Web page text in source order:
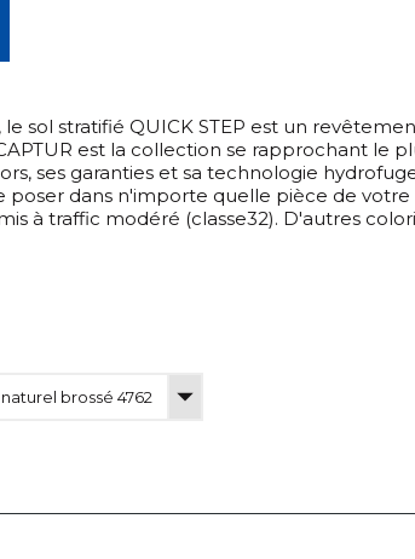
sol stratifié QUICK STEP est un
est la collection se rapprochant le
ses garanties et sa technologie
poser dans n'importe quelle pièce de
à traffic modéré (classe32). D'autres